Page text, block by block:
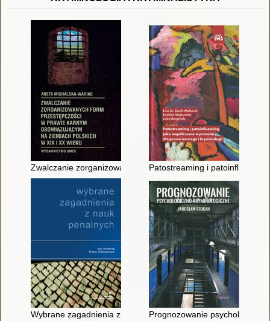
Zwalczanie zorganizowanych form przestępczości w prawie
Patostreaming i
Wybrane zagadnienia z nauk penalnych
Prognozowanie